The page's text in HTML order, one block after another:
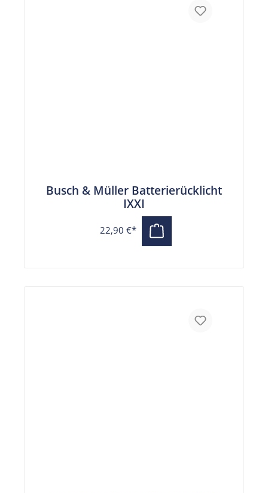
Busch & Müller Batterierücklicht
IXXI
22,90 €*